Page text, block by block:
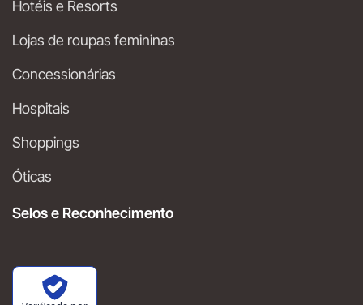
Hotéis e Resorts
Lojas de roupas femininas
Concessionárias
Hospitais
Shoppings
Óticas
Selos e Reconhecimento